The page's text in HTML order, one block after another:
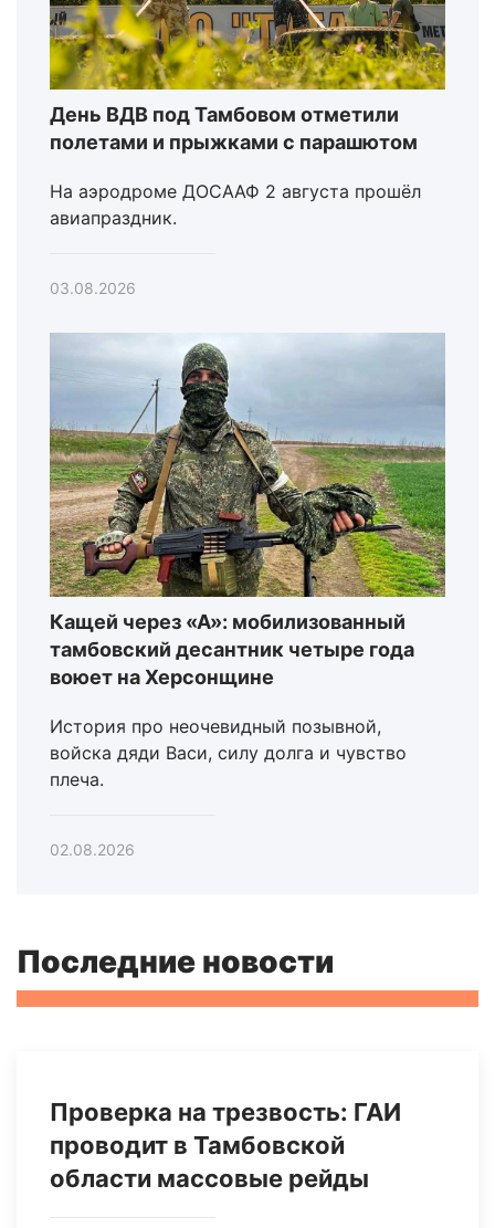
День ВДВ под Тамбовом отметили
полетами и прыжками с парашютом
На аэродроме ДОСААФ 2 августа прошёл
авиапраздник.
03.08.2026
Кащей через «А»: мобилизованный
тамбовский десантник четыре года
воюет на Херсонщине
История про неочевидный позывной,
войска дяди Васи, силу долга и чувство
плеча.
02.08.2026
Последние новости
Проверка на трезвость: ГАИ
проводит в Тамбовской
области массовые рейды